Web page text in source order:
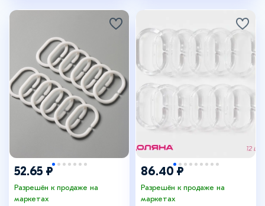
52.65 ₽
Разрешён к продаже на
маркетах
86.40 ₽
Разрешён к продаже на
маркетах